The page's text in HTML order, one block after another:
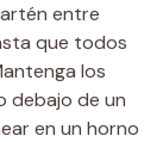
entre
que todos
los
debajo de un
en un horno